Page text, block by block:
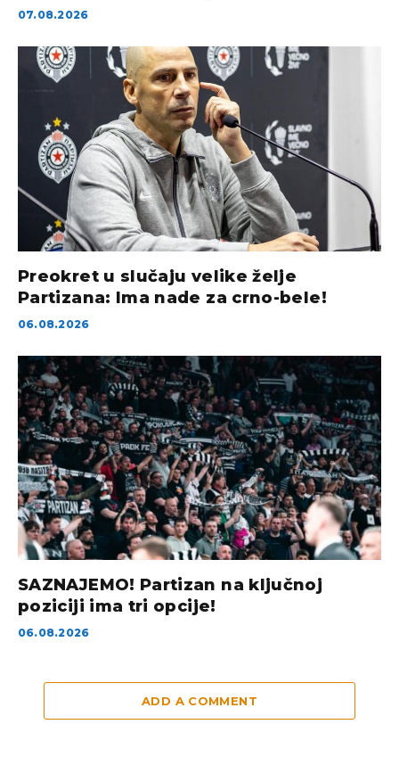
07.08.2026
Preokret u slučaju velike želje
Partizana: Ima nade za crno-bele!
06.08.2026
SAZNAJEMO! Partizan na ključnoj
poziciji ima tri opcije!
06.08.2026
ADD A COMMENT